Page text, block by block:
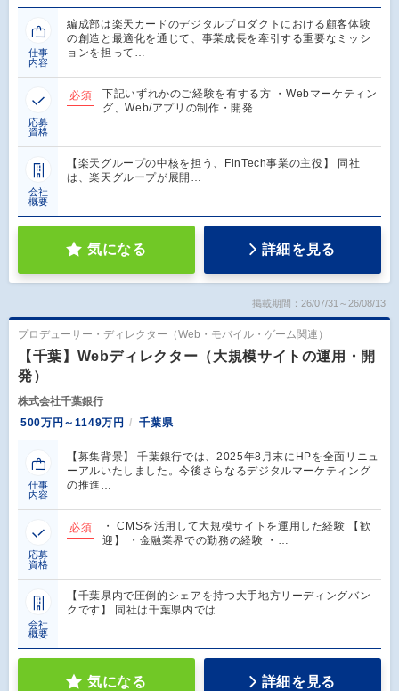
仕事
内容
編成部は楽天カードのデジタルプロダクトにおける顧客体験
の創造と最適化を通じて、事業成長を牽引する重要なミッシ
ョンを担って…
応募
資格
必須
下記いずれかのご経験を有する方 ・Webマーケティン
グ、Web/アプリの制作・開発…
会社
概要
【楽天グループの中核を担う、FinTech事業の主役】 同社
は、楽天グループが展開…
気になる 詳細を見る
掲載期間：26/07/31～26/08/13
プロデューサー・ディレクター（Web・モバイル・ゲーム関連）
【千葉】Webディレクター（大規模サイトの運用・開
発）
株式会社千葉銀行
500万円～1149万円
千葉県
仕事
内容
【募集背景】 千葉銀行では、2025年8月末にHPを全面リニュ
ーアルいたしました。今後さらなるデジタルマーケティング
の推進…
応募
資格
必須
・ CMSを活用して大規模サイトを運用した経験 【歓
迎】 ・金融業界での勤務の経験 ・…
会社
概要
【千葉県内で圧倒的シェアを持つ大手地方リーディングバン
クです】 同社は千葉県内では…
気になる 詳細を見る